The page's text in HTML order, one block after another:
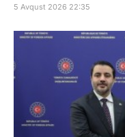
5 Avqust 2026 22:35